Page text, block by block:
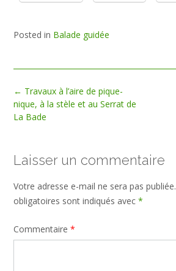
Posted in Balade guidée
Post
navigation
← Travaux à l’aire de pique-
nique, à la stèle et au Serrat de
La Bade
Laisser un commentaire
Votre adresse e-mail ne sera pas publiée.
obligatoires sont indiqués avec *
Commentaire *